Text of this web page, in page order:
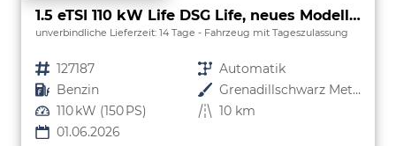
1.5 eTSI 110 kW Life DSG Life, neues Modell, LED, Kamera, Side, Winter, 17-Zoll
unverbindliche Lieferzeit: 14 Tage Fahrzeug mit Tageszulassung
Fahrzeugnr. 127187 Getriebe Automatik
Kraftstoff Benzin Außenfarbe
Grenadillschwarz Metallic
Leistung 110 kW (150 PS) Kilometerstand 10 km
01.06.2026